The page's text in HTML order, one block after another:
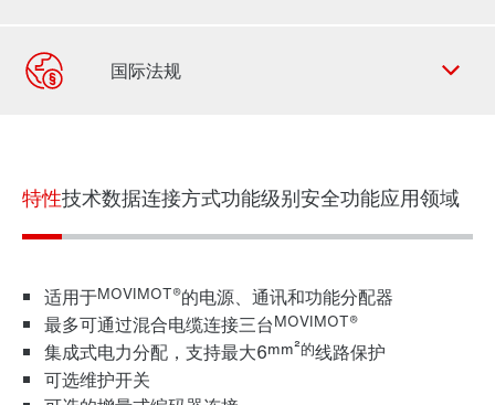
特性技术数据连接方式功能级别安全功能应用领域
适用于MOVIMOT®的电源、通讯和功能分配器
最多可通过混合电缆连接三台MOVIMOT®
集成式电力分配，支持最大6mm²的线路保护
可选维护开关